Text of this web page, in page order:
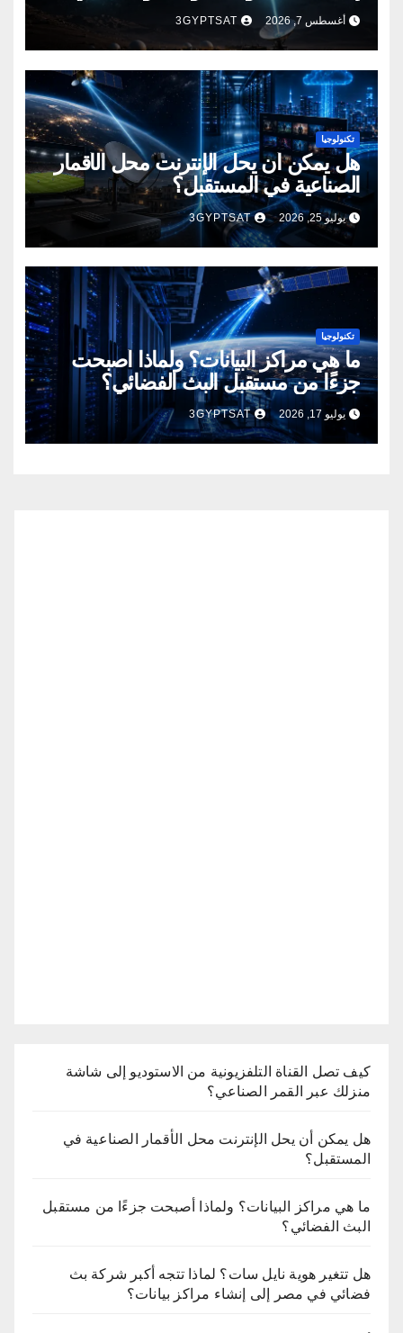
أغسطس 7, 2026 3GYPTSAT
تكنولوجيا
هل يمكن أن يحل الإنترنت محل الأقمار
الصناعية في المستقبل؟
يوليو 25, 2026 3GYPTSAT
تكنولوجيا
ما هي مراكز البيانات؟ ولماذا أصبحت
جزءًا من مستقبل البث الفضائي؟
يوليو 17, 2026 3GYPTSAT
كيف تصل القناة التلفزيونية من الاستوديو إلى شاشة
منزلك عبر القمر الصناعي؟
هل يمكن أن يحل الإنترنت محل الأقمار الصناعية في
المستقبل؟
ما هي مراكز البيانات؟ ولماذا أصبحت جزءًا من مستقبل
البث الفضائي؟
هل تتغير هوية نايل سات؟ لماذا تتجه أكبر شركة بث
فضائي في مصر إلى إنشاء مراكز بيانات؟